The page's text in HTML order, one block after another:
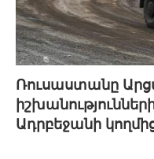
Ռուսաստանը
Ադրբեջանի